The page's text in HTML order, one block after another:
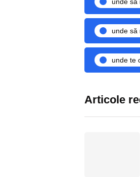
unde să
unde te
Articole